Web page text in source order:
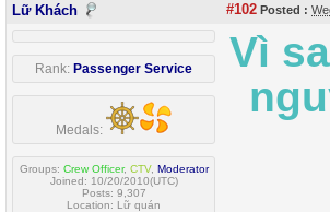
Lữ Khách #102 Posted :
Rank: Passenger Service
Medals:
Groups: Crew Officer, CTV, Moderator
Joined: 10/20/2010(UTC)
Posts: 9,307
Location: Lữ quán
Vì